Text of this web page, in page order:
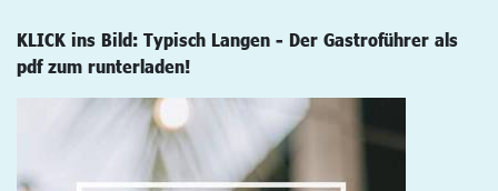
KLICK ins Bild: Typisch Langen - Der Gastroführer als
pdf zum runterladen!